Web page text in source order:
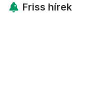
Friss hírek